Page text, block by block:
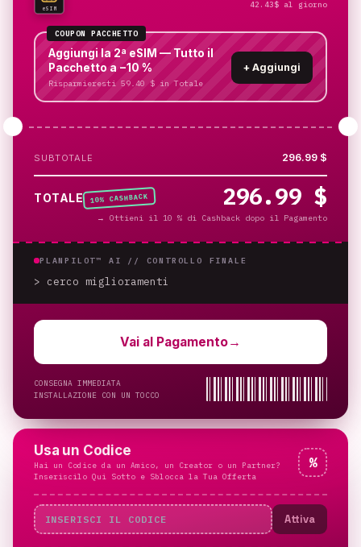
eSIM 42.43$ al giorno
COUPON PACCHETTO
Aggiungi la 2ª eSIM — Tutto il
Pacchetto a −10 %
Risparmieresti 59.40 $ in Totale
+ Aggiungi
SUBTOTALE 296.99 $
TOTALE 10% CASHBACK 296.99 $
→ Ottieni il 10 % di Cashback dopo il Pagamento
PLANPILOT™ AI // CONTROLLO FINALE
> cerco miglioramenti
Vai al Pagamento→
CONSEGNA IMMEDIATA
INSTALLAZIONE CON UN TOCCO
Usa un Codice
Hai un Codice da un Amico, un Creator o un Partner?
Inseriscilo Qui Sotto e Sblocca la Tua Offerta
%
Attiva